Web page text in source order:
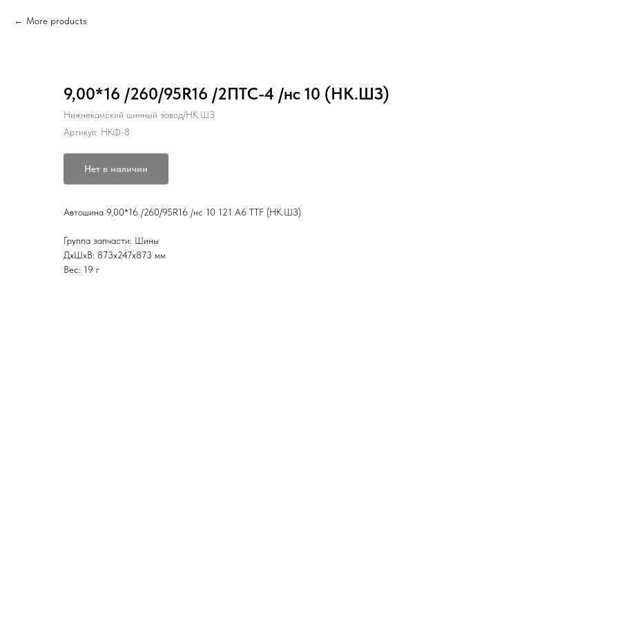
More products
9,00*16 /260/95R16 /2ПТС-4 /нс 10 (НК.ШЗ)
Нижнекамский шинный завод/НК.ШЗ
Артикул: НКФ-8
Нет в наличии
Автошина 9,00*16 /260/95R16 /нс 10 121 A6 TTF (НК.ШЗ)
Группа запчасти: Шины
ДxШxВ: 873x247x873 мм
Вес: 19 г